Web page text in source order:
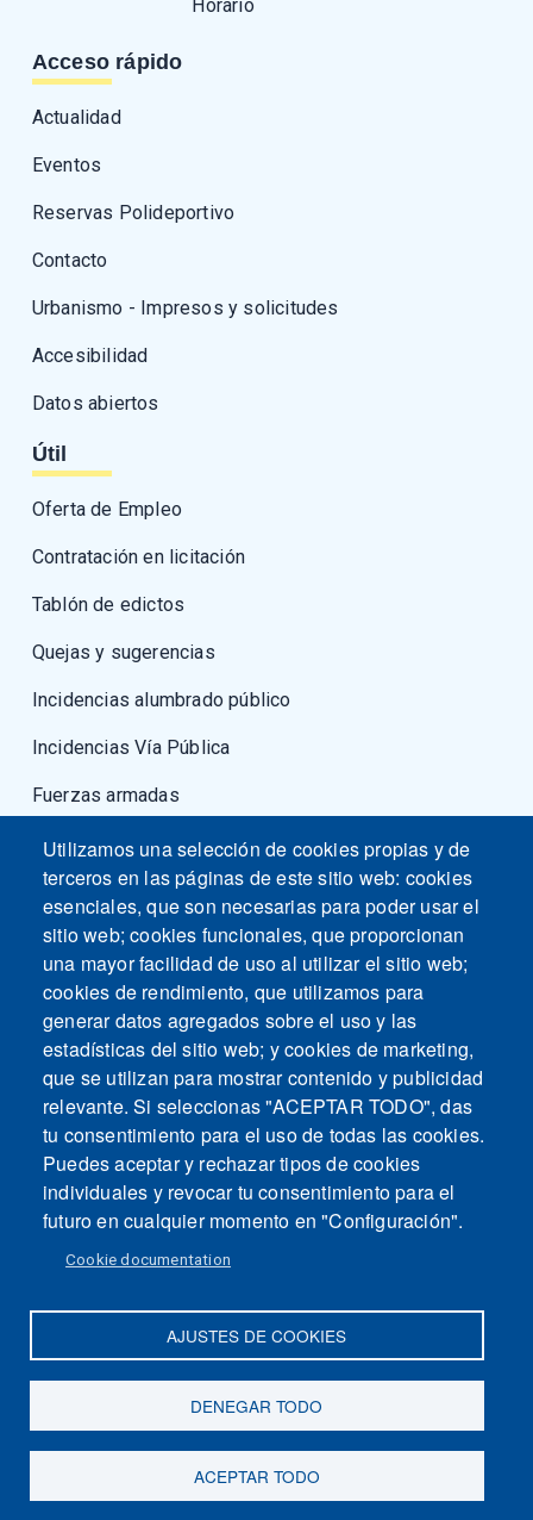
Accesibilidad
Horario
Acceso rápido
Actualidad
Eventos
Reservas Polideportivo
Contacto
Urbanismo - Impresos y solicitudes
Accesibilidad
Datos abiertos
Útil
Oferta de Empleo
Contratación en licitación
Tablón de edictos
Quejas y sugerencias
Incidencias alumbrado público
Incidencias Vía Pública
Fuerzas armadas
ContactoAviso legalPolitica de Privacidad
Intranet
Utilizamos una selección de cookies propias y de
terceros en las páginas de este sitio web: cookies
esenciales, que son necesarias para poder usar el
sitio web; cookies funcionales, que proporcionan
una mayor facilidad de uso al utilizar el sitio web;
cookies de rendimiento, que utilizamos para
generar datos agregados sobre el uso y las
estadísticas del sitio web; y cookies de marketing,
que se utilizan para mostrar contenido y publicidad
relevante. Si seleccionas "ACEPTAR TODO", das
tu consentimiento para el uso de todas las cookies.
Puedes aceptar y rechazar tipos de cookies
individuales y revocar tu consentimiento para el
futuro en cualquier momento en "Configuración".
Cookie documentation
AJUSTES DE COOKIES
DENEGAR TODO
ACEPTAR TODO